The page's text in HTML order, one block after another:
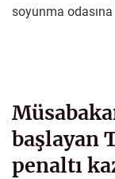
soyunma
başlayan
penaltı